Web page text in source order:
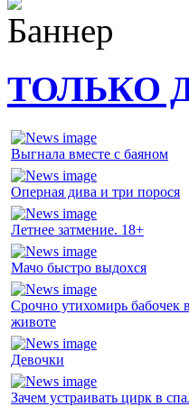
ТОЛЬКО
Выгнала вместе с баяном
Оперная дива и три порося
Летнее затмение. 18+
Мачо быстро выдохся
Срочно утихомирь бабочек в
животе
Девочки
Зачем устраивать цирк в